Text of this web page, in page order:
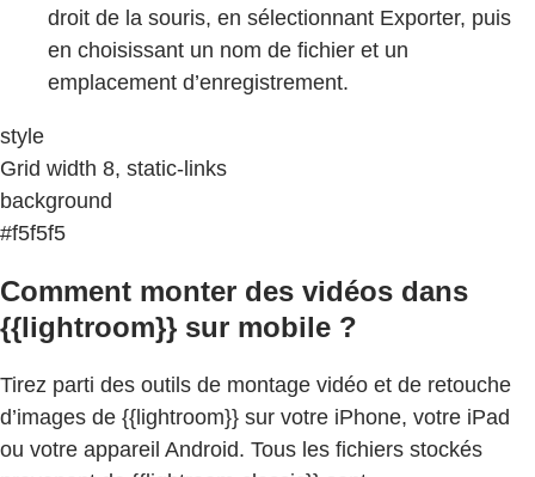
droit de la souris, en sélectionnant Exporter, puis
en choisissant un nom de fichier et un
emplacement d’enregistrement.
style
Grid width 8, static-links
background
#f5f5f5
Comment monter des vidéos dans
{{lightroom}} sur mobile ?
Tirez parti des outils de montage vidéo et de retouche
d’images de {{lightroom}} sur votre iPhone, votre iPad
ou votre appareil Android. Tous les fichiers stockés